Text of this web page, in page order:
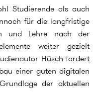
Studierende als auch
für die langfristige
und Lehre nach der
weiter gezielt
Hüsch fordert
einer guten digitalen
der aktuellen